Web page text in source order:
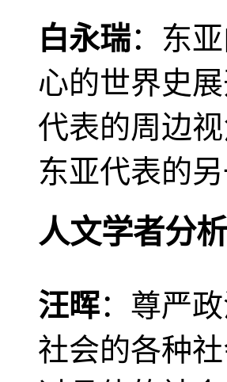
白永瑞：东
心的世界史
代表的周边
东亚代表的
人文学者分
汪晖：尊严
社会的各种